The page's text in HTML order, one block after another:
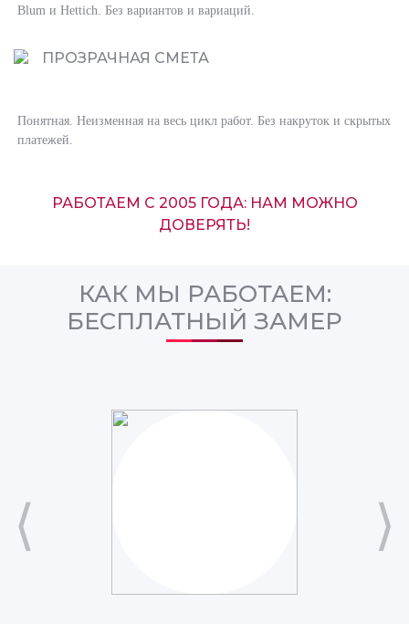
Blum и Hettich. Без вариантов и вариаций.
ПРОЗРАЧНАЯ СМЕТА
Понятная. Неизменная на весь цикл работ. Без накруток и скрытых
платежей.
РАБОТАЕМ С 2005 ГОДА: НАМ МОЖНО
ДОВЕРЯТЬ!
⟨
КАК МЫ РАБОТАЕМ:
БЕСПЛАТНЫЙ ЗАМЕР
⟩